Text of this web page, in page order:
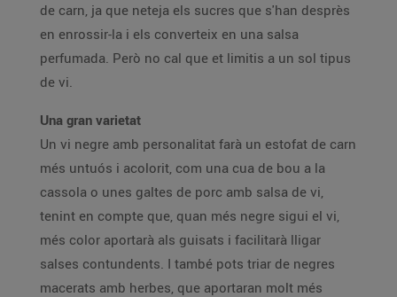
de carn, ja que neteja els sucres que s'han desprès
en enrossir-la i els converteix en una salsa
perfumada. Però no cal que et limitis a un sol tipus
de vi.
Una gran varietat
Un vi negre amb personalitat farà un estofat de carn
més untuós i acolorit, com una cua de bou a la
cassola o unes galtes de porc amb salsa de vi,
tenint en compte que, quan més negre sigui el vi,
més color aportarà als guisats i facilitarà lligar
salses contundents. I també pots triar de negres
macerats amb herbes, que aportaran molt més